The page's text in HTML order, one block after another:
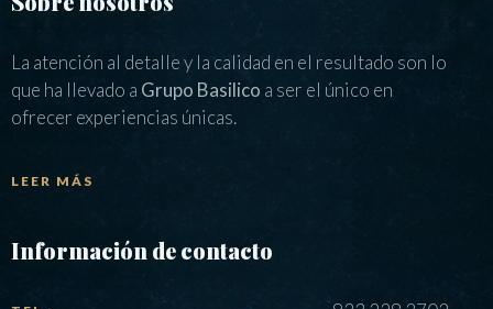
La atención al detalle y la calidad en el resultado son lo
que ha llevado a Grupo Basilico a ser el único en
ofrecer experiencias únicas.
LEER MÁS
Información de contacto